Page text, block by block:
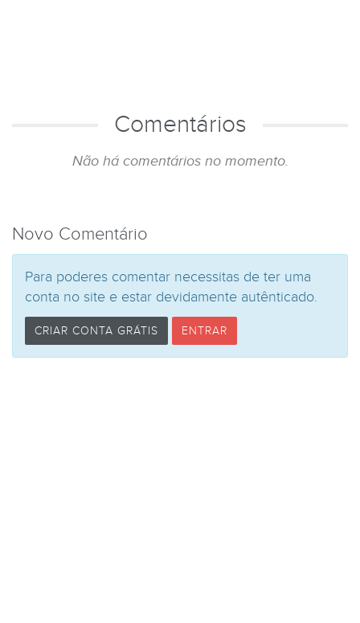
Comentários
Não há comentários no momento.
Novo Comentário
Para poderes comentar necessitas de ter uma
conta no site e estar devidamente autênticado.
CRIAR CONTA GRÁTIS ENTRAR